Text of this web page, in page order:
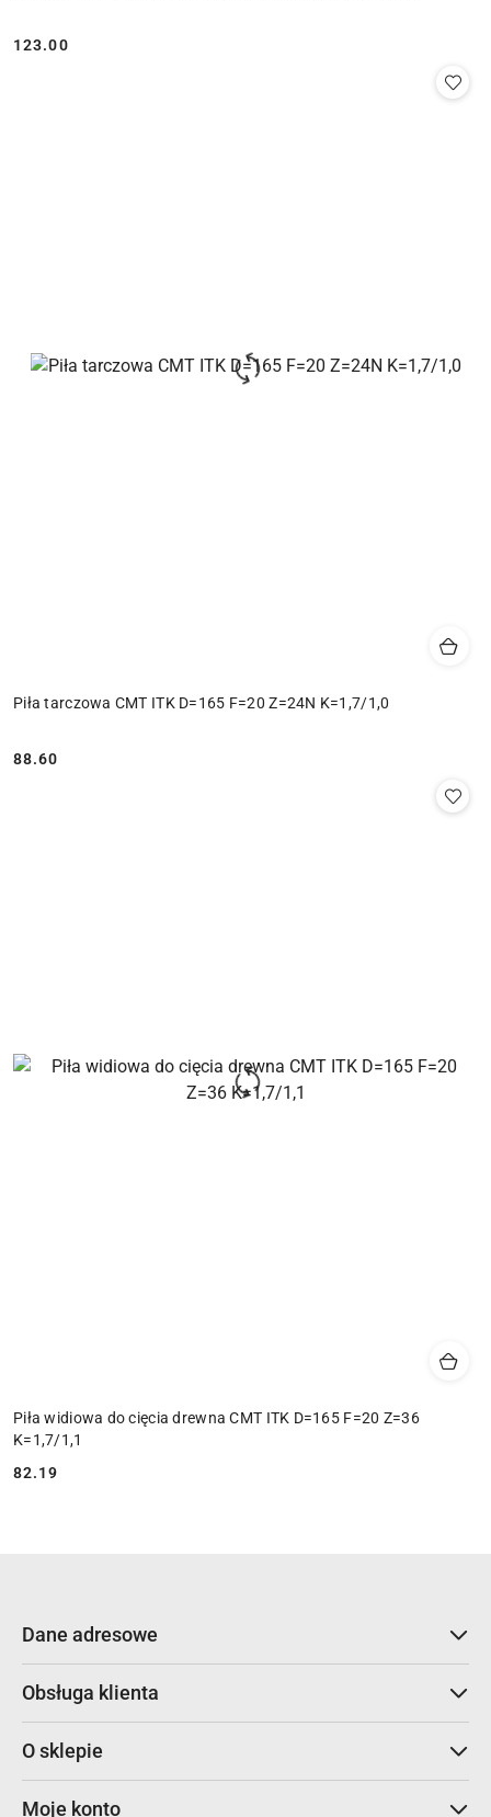
Cena:
123.00
Piła tarczowa CMT ITK D=165 F=20 Z=24N K=1,7/1,0
Cena:
88.60
Piła widiowa do cięcia drewna CMT ITK D=165 F=20 Z=36
K=1,7/1,1
Cena:
82.19
Dane adresowe
Obsługa klienta
O sklepie
Moje konto